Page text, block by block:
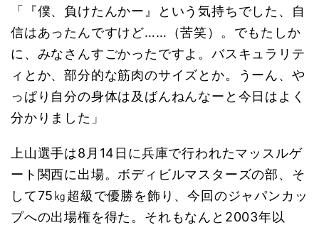
「『僕、負けたんかー』という気持ちでした、自
信はあったんですけど……（苦笑）。でもたしか
に、みなさんすごかったですよ。バスキュラリテ
ィとか、部分的な筋肉のサイズとか。うーん、や
っぱり自分の身体は及ばんねんなーと今日はよく
分かりました」
上山選手は8月14日に兵庫で行われたマッスルゲ
ート関西に出場。ボディビルマスターズの部、そ
して75㎏超級で優勝を飾り、今回のジャパンカッ
プへの出場権を得た。 それもなんと2003年以